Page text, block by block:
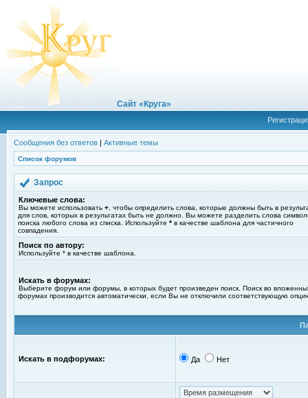
Сайт «Круга»
Сообщения без ответов | Активные темы
Список форумов
Запрос
Ключевые слова:
Вы можете использовать + , чтобы определить слова, которые должны быть в
для слов, которых в результатах быть не должно. Вы можете разделить слова
поиска любого слова из списка. Используйте * в качестве шаблона для частичного
совпадения.
Поиск по автору:
Используйте * в качестве шаблона.
Искать в форумах:
Выберите форум или форумы, в которых будет произведен поиск. Поиск во
форумах производится автоматически, если Вы не отключили соответствующую
Искать в подфорумах: Да Нет